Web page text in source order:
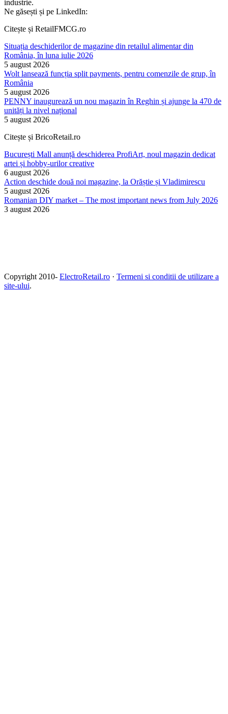
industrie.
Ne găsești și pe LinkedIn:
Citește și RetailFMCG.ro
Situația deschiderilor de magazine din retailul alimentar din
România, în luna iulie 2026
5 august 2026
Wolt lansează funcția split payments, pentru comenzile de grup, în
România
5 august 2026
PENNY inaugurează un nou magazin în Reghin și ajunge la 470 de
unități la nivel național
5 august 2026
Citește și BricoRetail.ro
București Mall anunță deschiderea ProfiArt, noul magazin dedicat
artei și hobby-urilor creative
6 august 2026
Action deschide două noi magazine, la Orăștie și Vladimirescu
5 august 2026
Romanian DIY market – The most important news from July 2026
3 august 2026
Copyright 2010- ElectroRetail.ro · Termeni si conditii de utilizare a
site-ului.